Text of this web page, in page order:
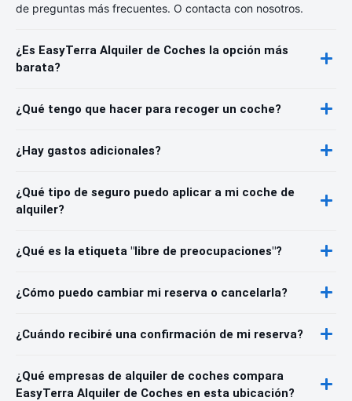
de preguntas más frecuentes. O contacta con nosotros.
¿Es EasyTerra Alquiler de Coches la opción más
barata?
¿Qué tengo que hacer para recoger un coche?
¿Hay gastos adicionales?
¿Qué tipo de seguro puedo aplicar a mi coche de
alquiler?
¿Qué es la etiqueta "libre de preocupaciones"?
¿Cómo puedo cambiar mi reserva o cancelarla?
¿Cuándo recibiré una confirmación de mi reserva?
¿Qué empresas de alquiler de coches compara
EasyTerra Alquiler de Coches en esta ubicación?